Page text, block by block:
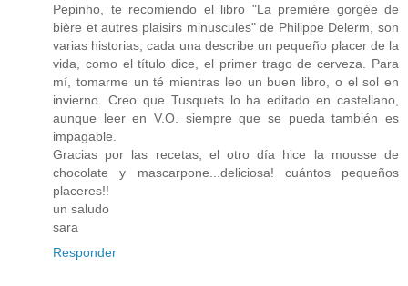
Pepinho, te recomiendo el libro "La première gorgée de
bière et autres plaisirs minuscules" de Philippe Delerm, son
varias historias, cada una describe un pequeño placer de la
vida, como el título dice, el primer trago de cerveza. Para
mí, tomarme un té mientras leo un buen libro, o el sol en
invierno. Creo que Tusquets lo ha editado en castellano,
aunque leer en V.O. siempre que se pueda también es
impagable.
Gracias por las recetas, el otro día hice la mousse de
chocolate y mascarpone...deliciosa! cuántos pequeños
placeres!!
un saludo
sara
Responder